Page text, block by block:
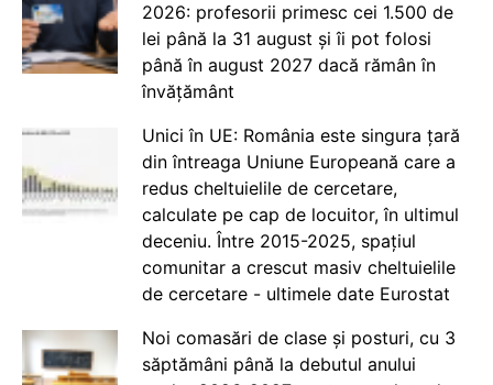
2026: profesorii primesc cei 1.500 de
lei până la 31 august și îi pot folosi
până în august 2027 dacă rămân în
învățământ
Unici în UE: România este singura țară
din întreaga Uniune Europeană care a
redus cheltuielile de cercetare,
calculate pe cap de locuitor, în ultimul
deceniu. Între 2015-2025, spațiul
comunitar a crescut masiv cheltuielile
de cercetare - ultimele date Eurostat
Noi comasări de clase și posturi, cu 3
săptămâni până la debutul anului